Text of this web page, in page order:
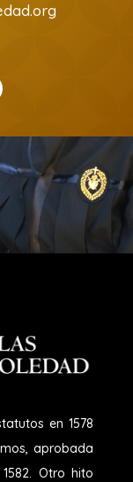
en 1578
aprobada
Otro hito